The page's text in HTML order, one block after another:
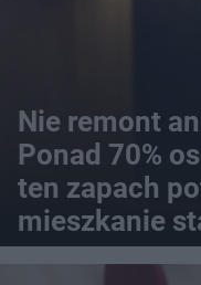
Nie remont
Ponad 70%
ten zapach
mieszkanie